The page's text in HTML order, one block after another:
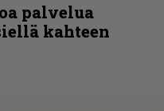
palvelua
kahteen